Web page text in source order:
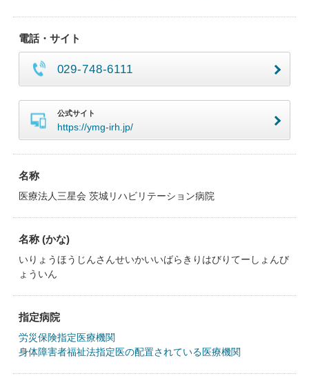
電話・サイト
029-748-6111
公式サイト
https://ymg-irh.jp/
名称
医療法人三星会 茨城リハビリテーション病院
名称 (かな)
いりょうほうじんさんせいかいいばらきりはびりてーしょんび
ょういん
指定病院
労災保険指定医療機関
身体障害者福祉法指定医の配置されている医療機関